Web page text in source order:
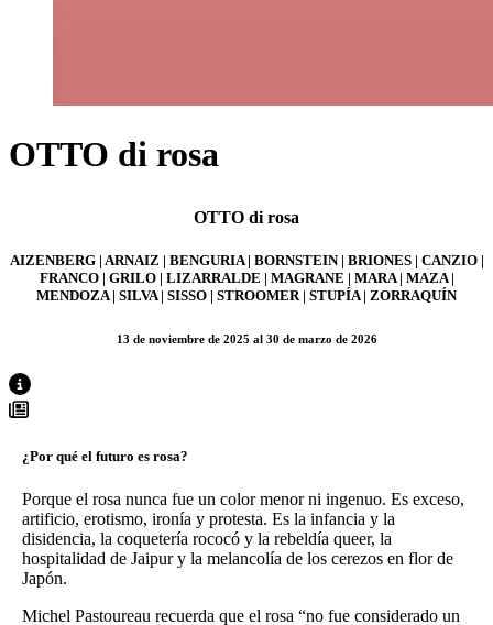
OTTO di rosa
OTTO di rosa
AIZENBERG | ARNAIZ | BENGURIA | BORNSTEIN | BRIONES | CANZIO |
FRANCO | GRILO | LIZARRALDE | MAGRANE | MARA | MAZA |
MENDOZA | SILVA | SISSO | STROOMER | STUPÍA | ZORRAQUÍN
13 de noviembre de 2025 al 30 de marzo de 2026
¿Por qué el futuro es rosa?
Porque el rosa nunca fue un color menor ni ingenuo. Es exceso,
artificio, erotismo, ironía y protesta. Es la infancia y la
disidencia, la coquetería rococó y la rebeldía queer, la
hospitalidad de Jaipur y la melancolía de los cerezos en flor de
Japón.
Michel Pastoureau recuerda que el rosa “no fue considerado un